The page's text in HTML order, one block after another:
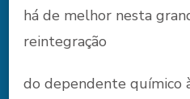
há de melhor nesta
reintegração
do dependente químico